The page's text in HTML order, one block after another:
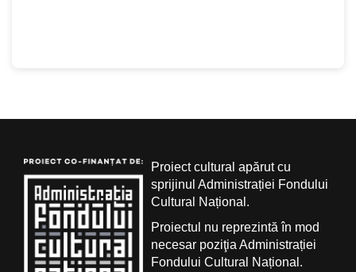
Proiect cultural apărut cu
sprijinul Administrației Fondului
Cultural Național.
Proiectul nu reprezintă în mod
necesar poziţia Administrației
Fondului Cultural Național.